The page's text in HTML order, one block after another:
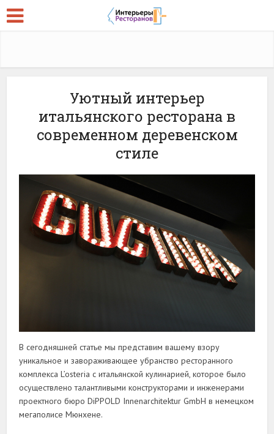
Уютный интерьер
итальянского ресторана в
современном деревенском
стиле
В сегодняшней статье мы представим вашему взору
уникальное и завораживающее убранство ресторанного
комплекса L’osteria с итальянской кулинарией, которое было
осуществлено талантливыми конструкторами и инженерами
проектного бюро DiPPOLD Innenarchitektur GmbH в немецком
мегаполисе Мюнхене.